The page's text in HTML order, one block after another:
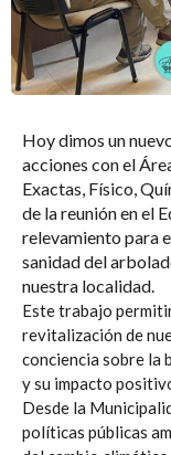
Hoy dimos un
acciones con el
Exactas, Físico,
de la reunión en el
relevamiento para
sanidad del
nuestra localidad.
Este trabajo
revitalización de
conciencia sobre la
y su impacto
Desde la
políticas públicas